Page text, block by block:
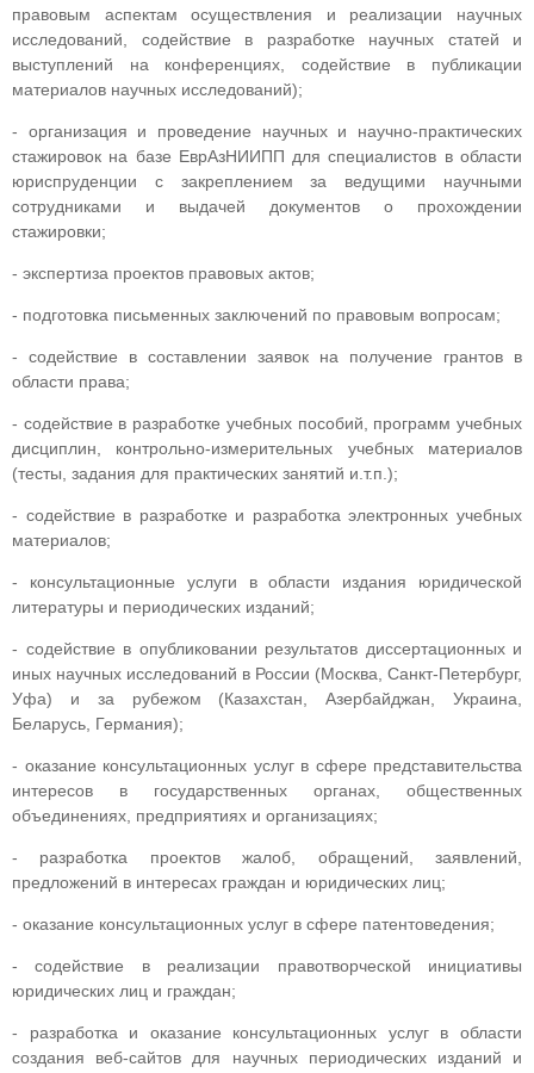
правовым аспектам осуществления и реализации научных
исследований, содействие в разработке научных статей и
выступлений на конференциях, содействие в публикации
материалов научных исследований);
- организация и проведение научных и научно-практических
стажировок на базе ЕврАзНИИПП для специалистов в области
юриспруденции с закреплением за ведущими научными
сотрудниками и выдачей документов о прохождении
стажировки;
- экспертиза проектов правовых актов;
- подготовка письменных заключений по правовым вопросам;
- содействие в составлении заявок на получение грантов в
области права;
- содействие в разработке учебных пособий, программ учебных
дисциплин, контрольно-измерительных учебных материалов
(тесты, задания для практических занятий и.т.п.);
- содействие в разработке и разработка электронных учебных
материалов;
- консультационные услуги в области издания юридической
литературы и периодических изданий;
- содействие в опубликовании результатов диссертационных и
иных научных исследований в России (Москва, Санкт-Петербург,
Уфа) и за рубежом (Казахстан, Азербайджан, Украина,
Беларусь, Германия);
- оказание консультационных услуг в сфере представительства
интересов в государственных органах, общественных
объединениях, предприятиях и организациях;
- разработка проектов жалоб, обращений, заявлений,
предложений в интересах граждан и юридических лиц;
- оказание консультационных услуг в сфере патентоведения;
- содействие в реализации правотворческой инициативы
юридических лиц и граждан;
- разработка и оказание консультационных услуг в области
создания веб-сайтов для научных периодических изданий и